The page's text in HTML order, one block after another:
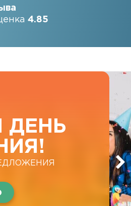
4.85
ДЕНЬ